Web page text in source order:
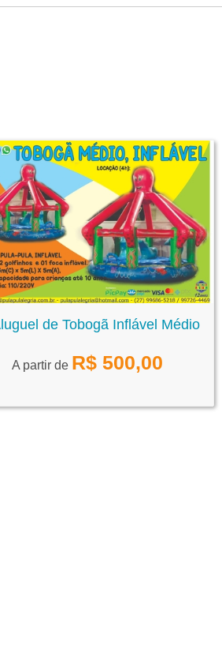
de Tobogã Inflável Médio
A partir de R$ 500,00